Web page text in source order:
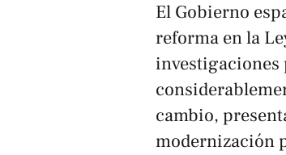
El Gobierno
reforma en la
investigaciones
cambio,
modernización